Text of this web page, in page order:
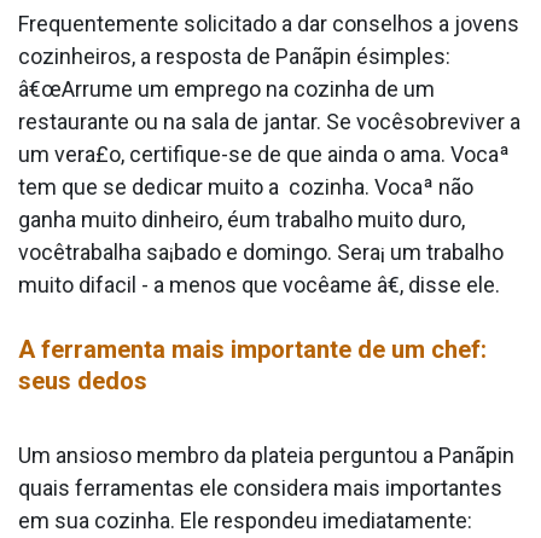
Frequentemente solicitado a dar conselhos a jovens
cozinheiros, a resposta de Panãpin ésimples:
â€œArrume um emprego na cozinha de um
restaurante ou na sala de jantar. Se vocêsobreviver a
um vera£o, certifique-se de que ainda o ama. Vocaª
tem que se dedicar muito a cozinha. Vocaª não
ganha muito dinheiro, éum trabalho muito duro,
vocêtrabalha sa¡bado e domingo. Sera¡ um trabalho
muito difa­cil - a menos que vocêame â€, disse ele.
A ferramenta mais importante de um chef:
seus dedos
Um ansioso membro da plateia perguntou a Panãpin
quais ferramentas ele considera mais importantes
em sua cozinha. Ele respondeu imediatamente: